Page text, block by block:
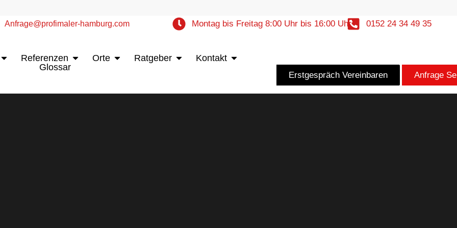
0152 24 34 49 35
Montag bis Freitag 8:00 Uhr bis 16:00 Uhr
Anfrage@profimaler-hamburg.com
Öffne Leistungen
Referenzen Öffne Referenzen
Orte Öffne OrteRatgeber Öffne Ratgeber
Kontakt Öffne Kontakt
Glossar
Erstgespräch Vereinbaren
Anfrage
015224344935 an*****@****************rg.de